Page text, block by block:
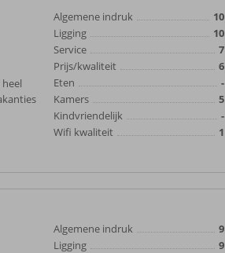
Algemene indruk
10
Ligging
10
Service
7
Prijs/kwaliteit
6
Eten
-
Kamers
5
Kindvriendelijk
-
Wifi kwaliteit
1
Algemene indruk
9
Ligging
9